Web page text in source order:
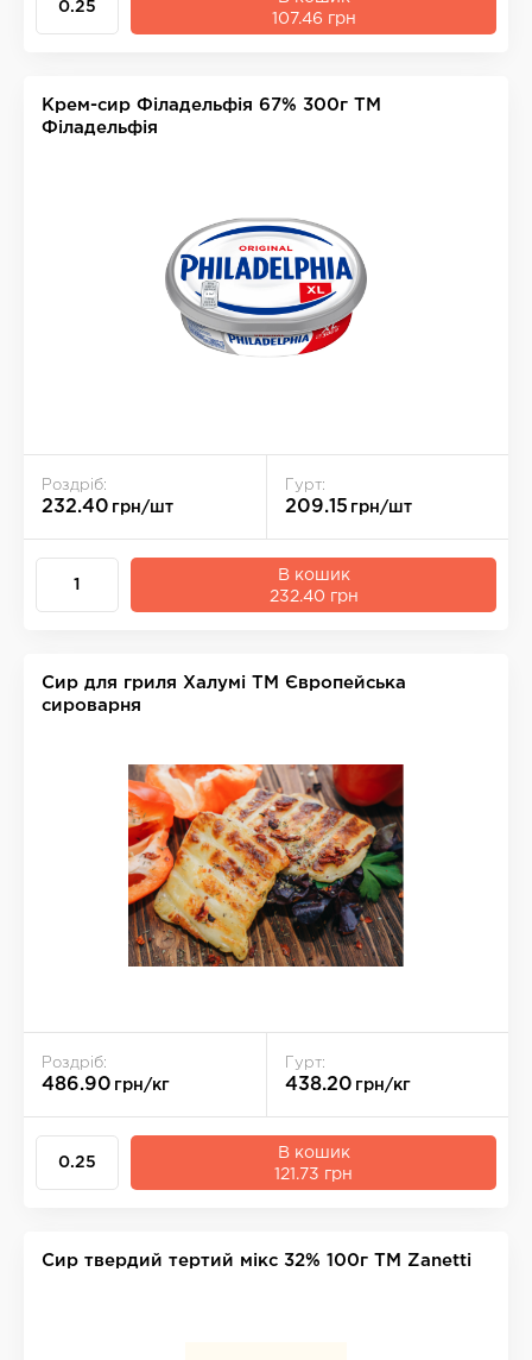
107.46 грн
Крем-сир Фiладельфiя 67% 300г ТМ
Філадельфія
Роздріб:
232.40 грн/шт
Гурт:
209.15 грн/шт
В кошик
232.40 грн
Сир для гриля Халумі ТМ Європейська
сироварня
Роздріб:
486.90 грн/кг
Гурт:
438.20 грн/кг
В кошик
121.73 грн
Сир твердий тертий мікс 32% 100г ТМ Zanetti